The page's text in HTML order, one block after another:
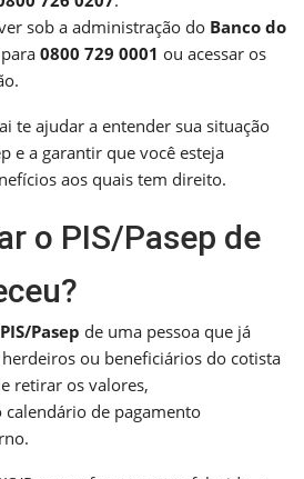
sob a administração do Banco do
0800 729 0001 ou acessar os
te ajudar a entender sua situação
e a garantir que você esteja
aos quais tem direito.
o PIS/Pasep de
PIS/Pasep de uma pessoa que já
herdeiros ou beneficiários do cotista
retirar os valores,
de pagamento